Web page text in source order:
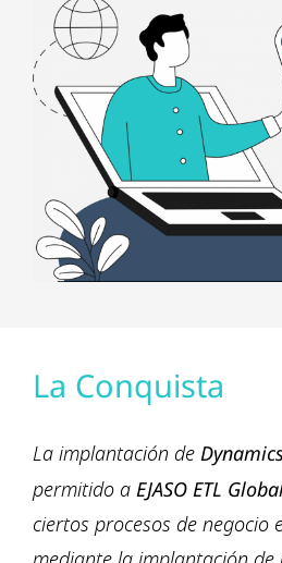
La Conquista
La implantación de
permitido a EJASO ETL
ciertos procesos de negocio